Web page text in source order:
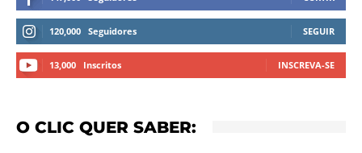
120,000 Seguidores SEGUIR
13,000 Inscritos INSCREVA-SE
O CLIC QUER SABER: